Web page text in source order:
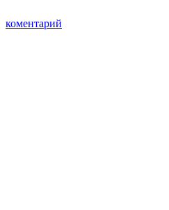
коментарий